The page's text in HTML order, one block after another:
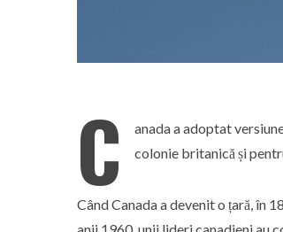
C
anada a adoptat
colonie britanică și
Când Canada a devenit o țară, în